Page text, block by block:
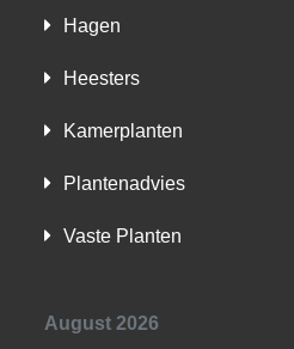
Hagen
Heesters
Kamerplanten
Plantenadvies
Vaste Planten
August 2026